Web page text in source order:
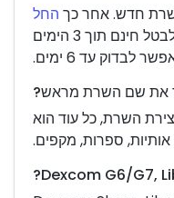
חדש. אחר כך החל
. ניתן לבטל חינם תוך 3 הימים
לבדוק עד 6 ימים.
את שם השרת מראש?
השרת, כל עוד הוא
ספרות, מקפים.